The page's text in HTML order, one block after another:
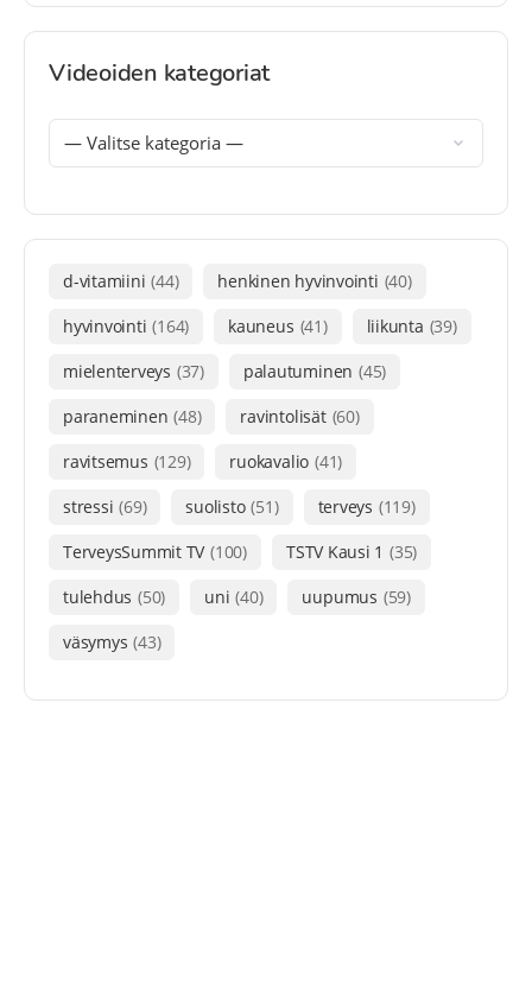
Videoiden kategoriat
d-vitamiini (44) henkinen hyvinvointi (40)
hyvinvointi (164) kauneus (41) liikunta (39)
mielenterveys (37) palautuminen (45)
paraneminen (48) ravintolisät (60)
ravitsemus (129) ruokavalio (41)
stressi (69) suolisto (51) terveys (119)
TerveysSummit TV (100) TSTV Kausi 1 (35)
tulehdus (50) uni (40) uupumus (59)
väsymys (43)